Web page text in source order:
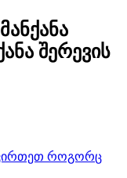
შერევის
როგორც